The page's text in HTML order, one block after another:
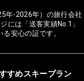
年-2026年）の旅行会社
には「送客実績No.1」
安心の証です。
すめスキープラン